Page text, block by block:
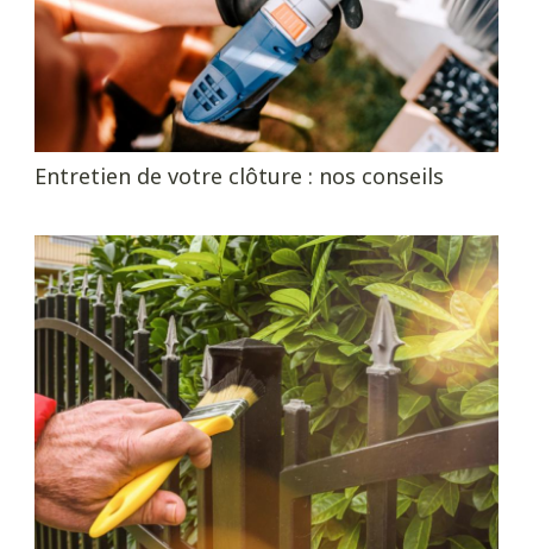
Entretien de votre clôture : nos conseils